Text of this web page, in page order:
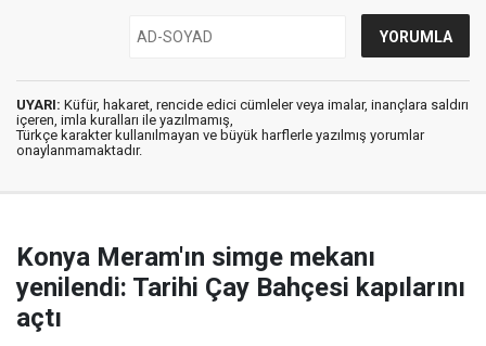
UYARI: Küfür, hakaret, rencide edici cümleler veya imalar, inançlara saldırı
içeren, imla kuralları ile yazılmamış,
Türkçe karakter kullanılmayan ve büyük harflerle yazılmış yorumlar
onaylanmamaktadır.
Konya Meram'ın simge mekanı
yenilendi: Tarihi Çay Bahçesi kapılarını
açtı